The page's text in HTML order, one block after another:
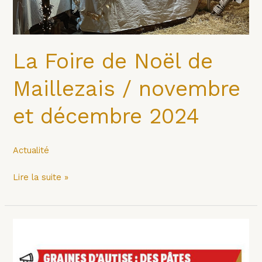
La Foire de Noël de
Maillezais / novembre
et décembre 2024
Actualité
décembre
2024
Lire la suite »
de